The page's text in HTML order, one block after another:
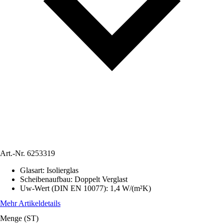
Art.-Nr. 6253319
Glasart: Isolierglas
Scheibenaufbau: Doppelt Verglast
Uw-Wert (DIN EN 10077): 1,4 W/(m²K)
Mehr Artikeldetails
Menge (ST)